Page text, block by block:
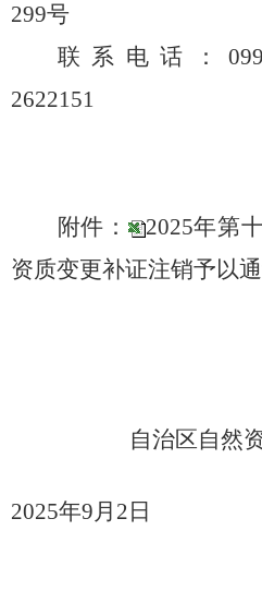
299号
联系电话：
2622151
附件：
2025年第
资质变更补证注销予以
自治区自然
2025年9月 2 日